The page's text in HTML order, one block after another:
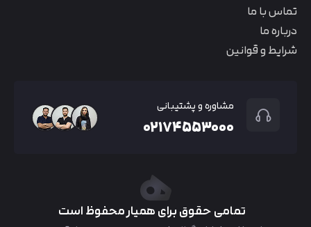
تماس با ما
درباره ما
شرایط و قوانین
مشاوره و پشتیبانی
۰۲۱۷۴۵۵۳۰۰۰
تمامی حقوق برای همیار محفوظ است